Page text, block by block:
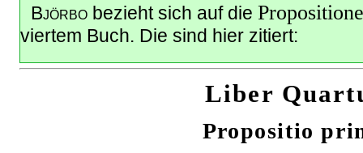
Björbo bezieht sich auf die
viertem Buch. Die sind hier zitiert:
Liber
Propositio